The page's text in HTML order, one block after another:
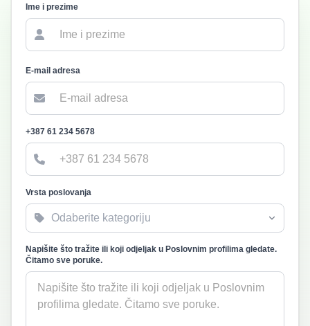
Ime i prezime
E-mail adresa
+387 61 234 5678
Vrsta poslovanja
Napišite što tražite ili koji odjeljak u Poslovnim profilima gledate.
Čitamo sve poruke.